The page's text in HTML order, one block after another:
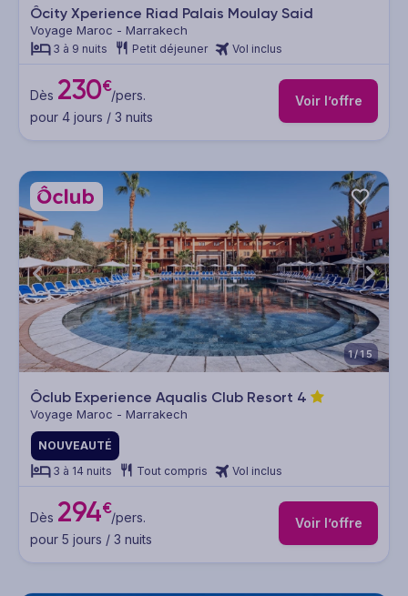
Ôcity Xperience Riad Palais Moulay Said
Voyage Maroc - Marrakech
3 à 9 nuits Petit déjeuner Vol inclus
Dès 230€/pers.
pour 4 jours / 3 nuits
Voir l’offre
1/15
Ôclub Experience Aqualis Club Resort 4
Voyage Maroc - Marrakech
NOUVEAUTÉ
3 à 14 nuits
Tout compris Vol inclus
Dès 294€/pers.
pour 5 jours / 3 nuits
Voir l’offre